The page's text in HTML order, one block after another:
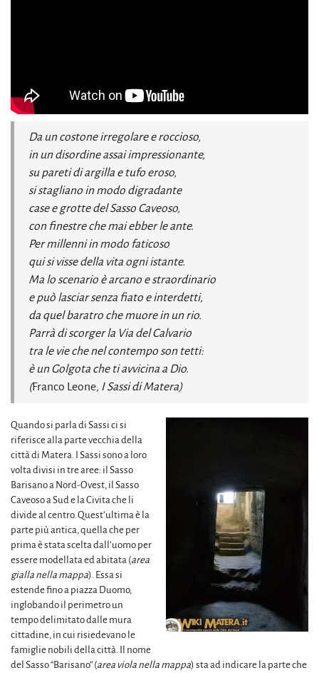
Da un costone irregolare e roccioso,
in un disordine assai impressionante,
su pareti di argilla e tufo eroso,
si stagliano in modo digradante
case e grotte del Sasso Caveoso,
con finestre che mai ebber le ante.
Per millenni in modo faticoso
qui si visse della vita ogni istante.
Ma lo scenario è arcano e straordinario
e può lasciar senza fiato e interdetti,
da quel baratro che muore in un rio.
Parrà di scorger la Via del Calvario
tra le vie che nel contempo son tetti:
è un Golgota che ti avvicina a Dio.
(Franco Leone, I Sassi di Matera)
Quando si parla di Sassi ci si
riferisce alla parte vecchia della
città di Matera. I Sassi sono a loro
volta divisi in tre aree: il Sasso
Barisano a Nord-Ovest, il Sasso
Caveoso a Sud e la Civita che li
divide al centro. Quest’ultima è la
parte più antica, quella che per
prima è stata scelta dall’uomo per
essere modellata ed abitata (area
gialla nella mappa). Essa si
estende fino a piazza Duomo,
inglobando il perimetro un
tempo delimitato dalle mura
cittadine, in cui risiedevano le
famiglie nobili della città. Il nome
del Sasso “Barisano” (area viola nella mappa) sta ad indicare la parte che